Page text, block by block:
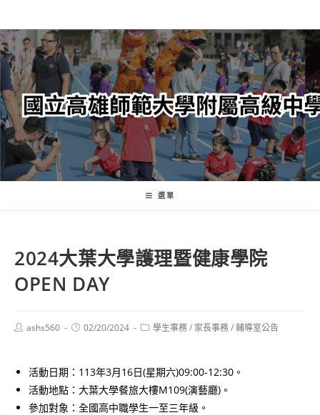
轉
至
主
內
容
選單
2024大葉大學護理暨健康學院
OPEN DAY
Postashs560
Post02/20/2024
Post學生事務/ 家長事務/輔導室公告
活動日期：113年3月16日(星期六)09:00-12:30。
活動地點：大葉大學餐旅大樓M109(演藝廳)。
參加對象：全國高中職學生一至三年級。